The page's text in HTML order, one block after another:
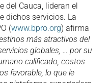
del Cauca, lideran el
dichos servicios. La
(www.bpro.org) afirma
más atractivos del
globales, … por su
calificado, costos
favorable, lo que le